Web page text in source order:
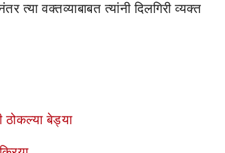
त्या वक्तव्याबाबत त्यांनी दिलगिरी व्यक्त
ठोकल्या बेड्या